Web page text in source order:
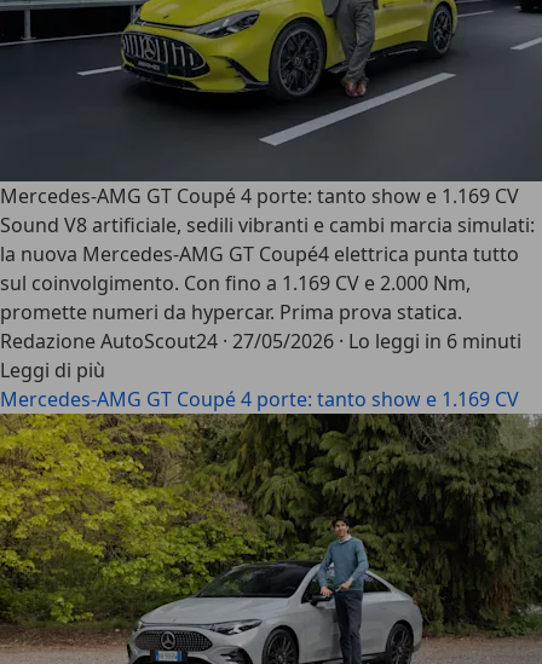
Mercedes-AMG GT Coupé 4 porte: tanto show e 1.169 CV
Sound V8 artificiale, sedili vibranti e cambi marcia simulati:
la nuova Mercedes-AMG GT Coupé4 elettrica punta tutto
sul coinvolgimento. Con fino a 1.169 CV e 2.000 Nm,
promette numeri da hypercar. Prima prova statica.
Redazione AutoScout24 · 27/05/2026 · Lo leggi in 6 minuti
Leggi di più
Mercedes-AMG GT Coupé 4 porte: tanto show e 1.169 CV